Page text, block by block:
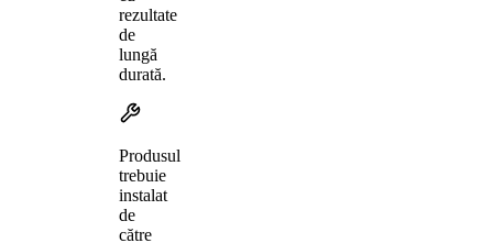
rezultate
de
lungă
durată.
Produsul
trebuie
instalat
de
către